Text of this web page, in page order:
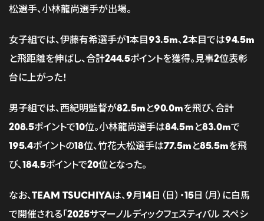
松選手、小林龍尚選手が出場。
女子組では、伊藤有希選手が1本目93.5m、2本目では94.5m
と飛距離を伸ばし、合計244.5ポイントを獲得。見事2位表彰
台に上がった！
男子組では、西紀明監督が82.5mと90.0mを飛び、合計
208.5ポイントで10位。小林龍尚選手は84.5mと83.0mで
195.4ポイントの18位、竹花大松選手は77.5mと85.5mを飛
び、184.5ポイントで20位となった。
なお、TEAM TSUCHIYAは、9月14日（日）・15日（月）に白馬
で開催される「2025サマーノルディックフェスティバル スペシ